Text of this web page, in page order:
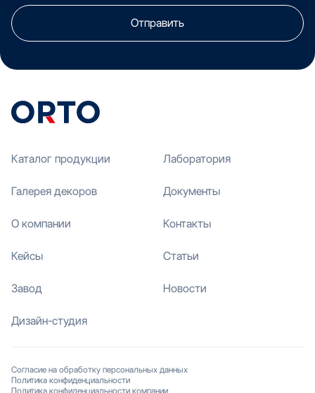
Отправить
Каталог продукции
Галерея декоров
О компании
Кейсы
Завод
Дизайн-студия
Лаборатория
Документы
Контакты
Статьи
Новости
Согласие на обработку персональных данных
Политика конфиденциальности
Политика конфиденциальности компании